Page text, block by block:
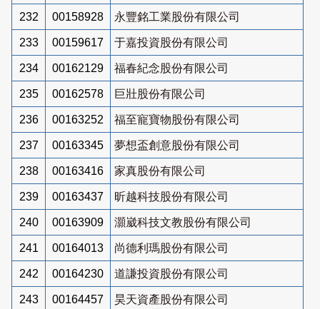
232 00158928 永豐銘工業股份有限公司
233 00159617 于嘉投資股份有限公司
234 00162129 福春紀念股份有限公司
235 00162578 巨壯股份有限公司
236 00163252 福至寵寶物股份有限公司
237 00163345 夢想盃創意股份有限公司
238 00163416 家真股份有限公司
239 00163437 昕越科技股份有限公司
240 00163909 灝崴科技文教股份有限公司
241 00164013 尚德利瑪股份有限公司
242 00164230 道謙投資股份有限公司
243 00164457 昊天資產股份有限公司